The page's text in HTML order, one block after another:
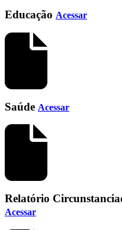
Educação Acessar
Saúde Acessar
Relatório
Acessar